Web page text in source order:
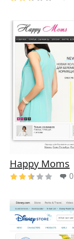
Happy Moms
0